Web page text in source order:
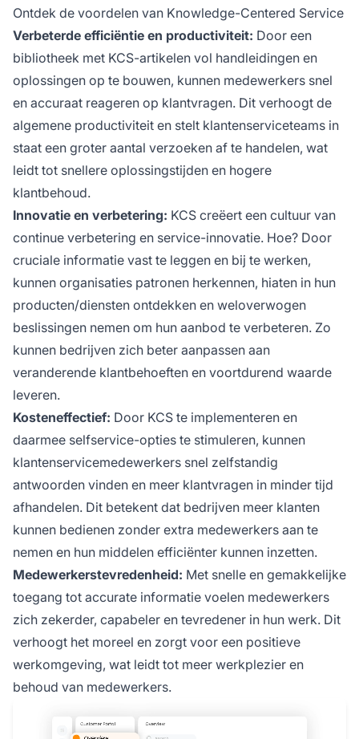
Ontdek de voordelen van Knowledge-Centered Service
Verbeterde efficiëntie en productiviteit: Door een
bibliotheek met KCS-artikelen vol handleidingen en
oplossingen op te bouwen, kunnen medewerkers snel
en accuraat reageren op klantvragen. Dit verhoogt de
algemene productiviteit en stelt klantenserviceteams in
staat een groter aantal verzoeken af te handelen, wat
leidt tot snellere oplossingstijden en hogere
klantbehoud.
Innovatie en verbetering: KCS creëert een cultuur van
continue verbetering en service-innovatie. Hoe? Door
cruciale informatie vast te leggen en bij te werken,
kunnen organisaties patronen herkennen, hiaten in hun
producten/diensten ontdekken en weloverwogen
beslissingen nemen om hun aanbod te verbeteren. Zo
kunnen bedrijven zich beter aanpassen aan
veranderende klantbehoeften en voortdurend waarde
leveren.
Kosteneffectief: Door KCS te implementeren en
daarmee selfservice-opties te stimuleren, kunnen
klantenservicemedewerkers snel zelfstandig
antwoorden vinden en meer klantvragen in minder tijd
afhandelen. Dit betekent dat bedrijven meer klanten
kunnen bedienen zonder extra medewerkers aan te
nemen en hun middelen efficiënter kunnen inzetten.
Medewerkerstevredenheid: Met snelle en gemakkelijke
toegang tot accurate informatie voelen medewerkers
zich zekerder, capabeler en tevredener in hun werk. Dit
verhoogt het moreel en zorgt voor een positieve
werkomgeving, wat leidt tot meer werkplezier en
behoud van medewerkers.